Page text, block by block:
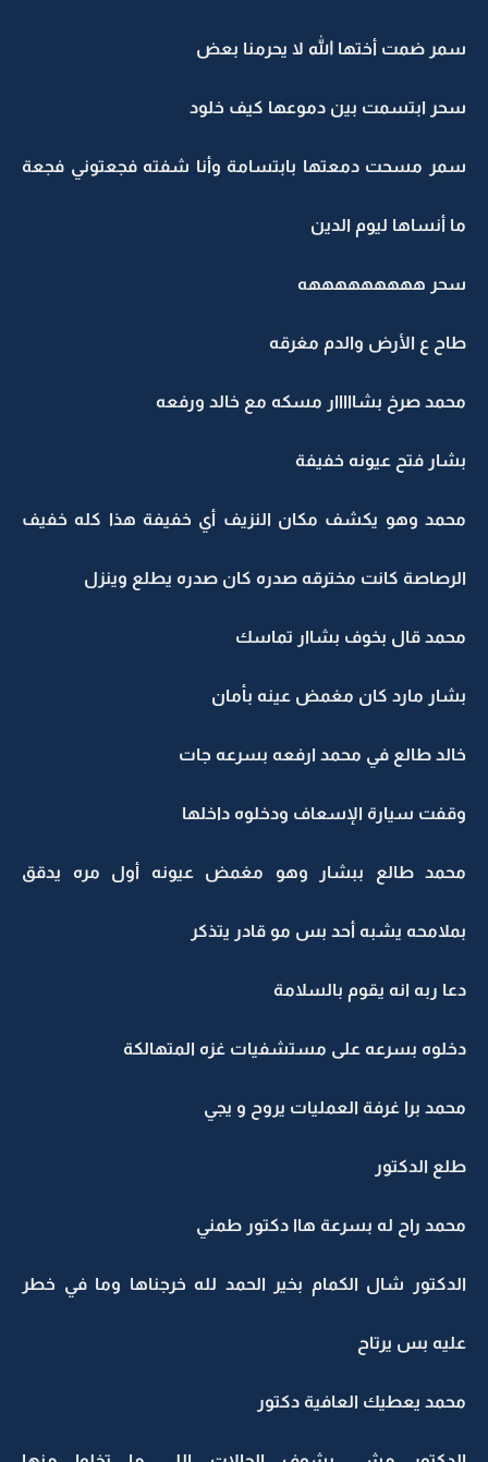
سمر ضمت أختها الله لا يحرمنا بعض
سحر ابتسمت بين دموعها كيف خلود
سمر مسحت دمعتها بابتسامة وأنا شفته فجعتوني فجعة
ما أنساها ليوم الدين
سحر هههههههههه
طاح ع الأرض والدم مغرقه
محمد صرخ بشااااار مسكه مع خالد ورفعه
بشار فتح عيونه خفيفة
محمد وهو يكشف مكان النزيف أي خفيفة هذا كله خفيف
الرصاصة كانت مخترقه صدره كان صدره يطلع وينزل
محمد قال بخوف بشاار تماسك
بشار مارد كان مغمض عينه بأمان
خالد طالع في محمد ارفعه بسرعه جات
وقفت سيارة الإسعاف ودخلوه داخلها
محمد طالع ببشار وهو مغمض عيونه أول مره يدقق
بملامحه يشبه أحد بس مو قادر يتذكر
دعا ربه انه يقوم بالسلامة
دخلوه بسرعه على مستشفيات غزه المتهالكة
محمد برا غرفة العمليات يروح و يجي
طلع الدكتور
محمد راح له بسرعة هاا دكتور طمني
الدكتور شال الكمام بخير الحمد لله خرجناها وما في خطر
عليه بس يرتاح
محمد يعطيك العافية دكتور